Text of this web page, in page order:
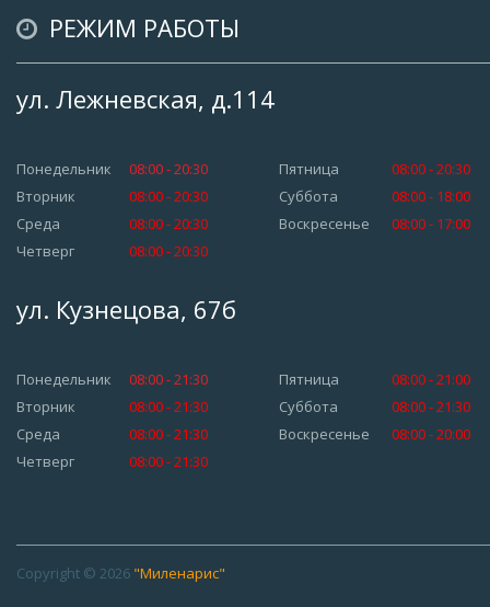
РЕЖИМ РАБОТЫ
ул. Лежневская, д.114
Понедельник
08:00 - 20:30
Вторник
08:00 - 20:30
Среда
08:00 - 20:30
Четверг
08:00 - 20:30
Пятница
08:00 - 20:30
Суббота
08:00 - 18:00
Воскресенье
08:00 - 17:00
ул. Кузнецова, 67б
Понедельник
08:00 - 21:30
Вторник
08:00 - 21:30
Среда
08:00 - 21:30
Четверг
08:00 - 21:30
Пятница
08:00 - 21:00
Суббота
08:00 - 21:30
Воскресенье
08:00 - 20:00
Copyright © 2026 "Миленарис"